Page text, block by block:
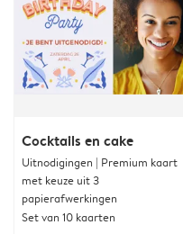
Cocktails en cake
Uitnodigingen | Premium kaart
met keuze uit 3
papierafwerkingen
Set van 10 kaarten